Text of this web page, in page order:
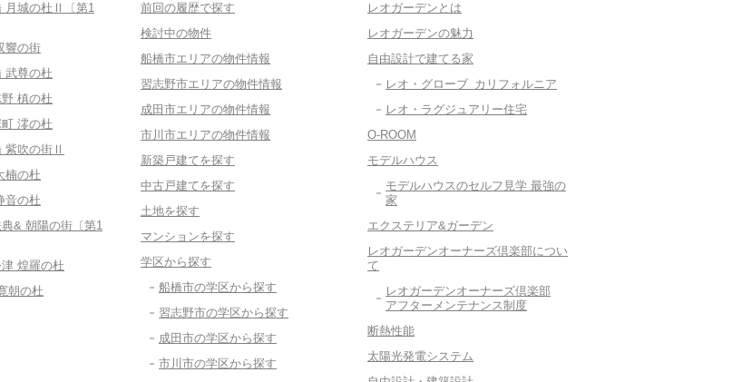
月城の杜Ⅱ〔第1
響の街
武尊の杜
槙の杜
澪の杜
紫吹の街Ⅱ
楠の杜
音の杜
& 朝陽の街〔第1
煌羅の杜
朝の杜
前回の履歴で探す
検討中の物件
船橋市エリアの物件情報
習志野市エリアの物件情報
成田市エリアの物件情報
市川市エリアの物件情報
新築戸建てを探す
中古戸建てを探す
土地を探す
マンションを探す
学区から探す
船橋市の学区から探す
習志野市の学区から探す
成田市の学区から探す
市川市の学区から探す
レオガーデンとは
レオガーデンの魅力
自由設計で建てる家
レオ・グローブ カリフォルニア
レオ・ラグジュアリー住宅
O-ROOM
モデルハウス
モデルハウスのセルフ見学 最強の
家
エクステリア&ガーデン
レオガーデンオーナーズ倶楽部につい
て
レオガーデンオーナーズ倶楽部
アフターメンテナンス制度
断熱性能
太陽光発電システム